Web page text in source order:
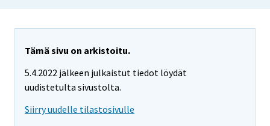
Tämä sivu on arkistoitu.
5.4.2022 jälkeen julkaistut tiedot löydät
uudistetulta sivustolta.
Siirry uudelle tilastosivulle